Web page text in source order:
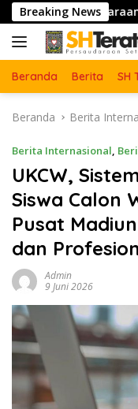
Langsung
ke
konten
Breaking News
Beranda Berita SH
Beranda Berita
Berita Internasional,
UKCW,
Siswa Calon
Pusat
dan
Admin
9 Juni 2026